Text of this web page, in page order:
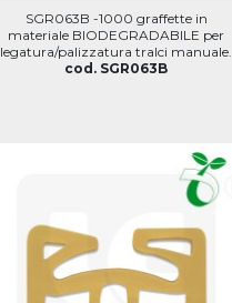
SGR063B -1000 graffette in
materiale BIODEGRADABILE per
legatura/palizzatura tralci manuale.
cod. SGR063B